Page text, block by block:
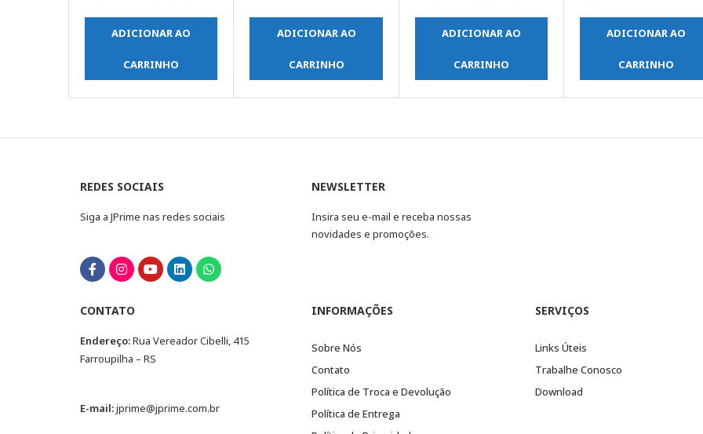
ADICIONAR AO
CARRINHO
ADICIONAR AO
CARRINHO
ADICIONAR AO
CARRINHO
ADICIONAR AO
CARRINHO
REDES SOCIAIS
Siga a JPrime nas redes sociais
NEWSLETTER
Insira seu e-mail e receba nossas
novidades e promoções.
CONTATO
Endereço:Rua Vereador Cibelli, 415
Farroupilha – RS
E-mail:jprime@jprime.com.br
INFORMAÇÕES
Sobre Nós
Contato
Política de Troca e Devolução
Política de Entrega
SERVIÇOS
Links Úteis
Trabalhe Conosco
Download